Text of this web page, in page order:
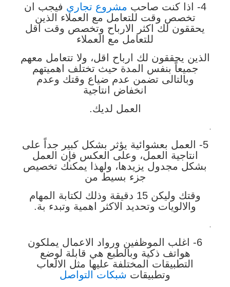
4- اذا كنت صاحب مشروع تجاري فيجب ان
تخصص وقت للتعامل مع العملاء الذين
يحققون لك اكثر الارباح وتخصص وقت اقل
للتعامل مع العملاء
الذين يحققون لك ارباح اقل، ولا تتعامل معهم
جميعاً بنفس المدة حيث تختلف اهميتهم
وبالتالى تضمن عدم ضياع وقتك وعدم
انخفاض انتاجية
العمل لديك.
.
5- العمل بعشوائية يؤثر بشكل كبير جداً على
انتاجية العمل، وعلى العكس فإن العمل
بشكل مجدول يزيدها، ولهذا يمكنك تخصيص
جزء بسيط من
وقتك وليكن 15 دقيقة وذلك لكتابة المهام
والالويات وتحديد الاكثر اهمية وتبدء بة.
.
6- اغلب الموظفين ورواد الاعمال يملكون
هواتف ذكية وبالطبع هي قابلة لوضع
التطبيقات المختلفة عليها مثل الالعاب
وتطبيقات شبكات التواصل